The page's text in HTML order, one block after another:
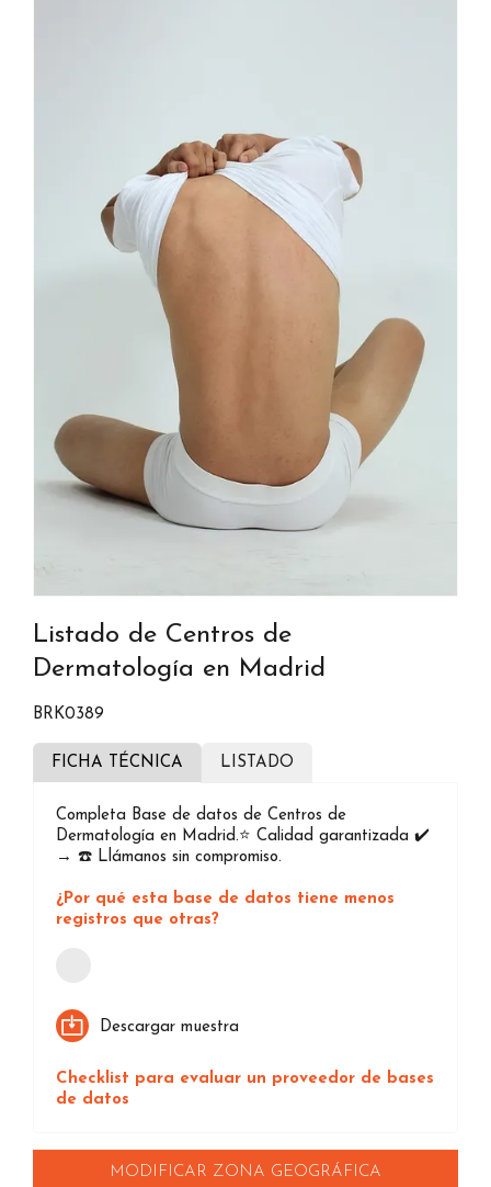
Listado de Centros de
Dermatología en Madrid
BRK0389
FICHA TÉCNICA LISTADO
Completa Base de datos de Centros de
Dermatología en Madrid.⭐️ Calidad garantizada ✔️
→ ☎️ Llámanos sin compromiso.
¿Por qué esta base de datos tiene menos
registros que otras?
Descargar muestra
Checklist para evaluar un proveedor de bases
de datos
MODIFICAR ZONA GEOGRÁFICA